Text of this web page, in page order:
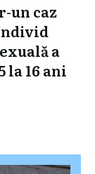
un caz
a
la 16 ani